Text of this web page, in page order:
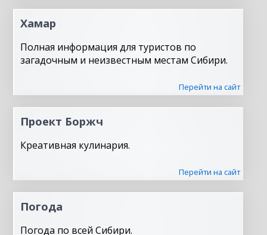
Хамар
Полная информация для туристов по
загадочным и неизвестным местам Сибири.
Перейти на сайт
Проект Боржч
Креативная кулинария.
Перейти на сайт
Погода
Погода по всей Сибири.